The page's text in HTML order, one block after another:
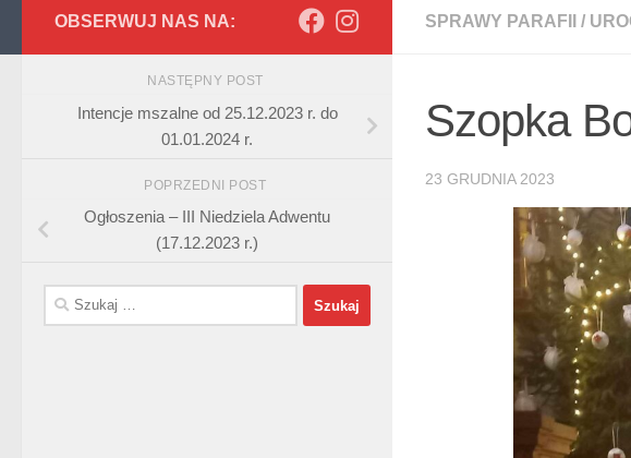
SPRAWY PARAFII /
Szopka
23 GRUDNIA 2023
OBSERWUJ NAS NA:
NASTĘPNY POST
Intencje mszalne od 25.12.2023 r. do
01.01.2024 r.
POPRZEDNI POST
Ogłoszenia – III Niedziela Adwentu
(17.12.2023 r.)
Szukaj: